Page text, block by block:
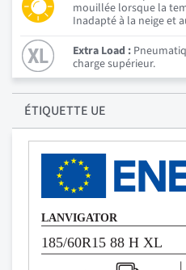
mouillée lorsque la
Inadapté à la neige et
Extra Load :
charge supérieur.
ÉTIQUETTE UE